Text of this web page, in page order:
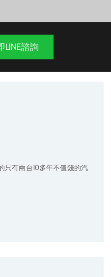
LINE諮詢
只有兩台10多年不值錢的汽